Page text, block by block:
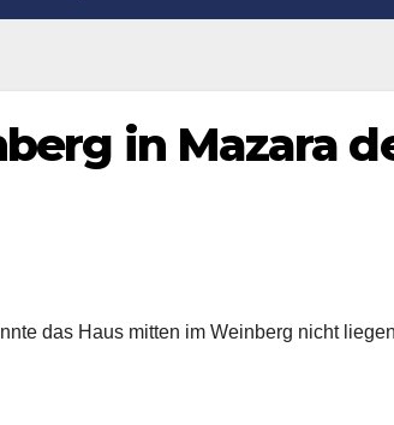
in Mazara
das Haus mitten im Weinberg nicht